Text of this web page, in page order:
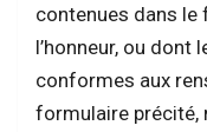
contenues dans
l’honneur, ou dont
conformes aux
formulaire précité,